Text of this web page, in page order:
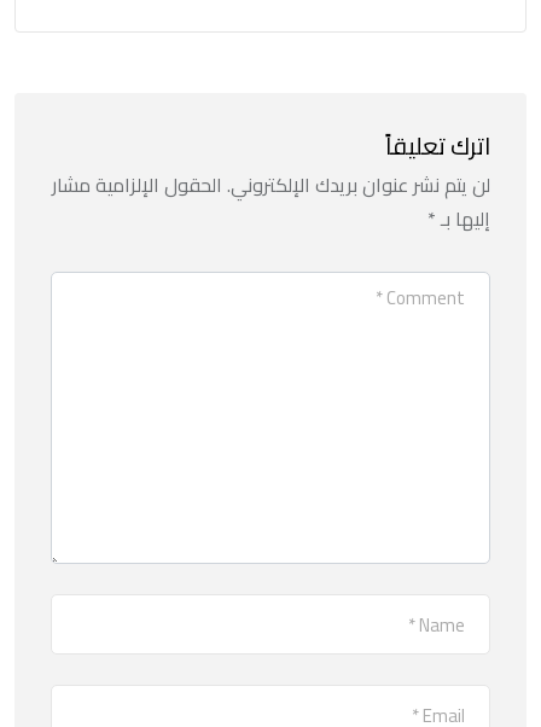
اترك تعليقاً
لن يتم نشر عنوان بريدك الإلكتروني. الحقول الإلزامية مشار
إليها بـ*